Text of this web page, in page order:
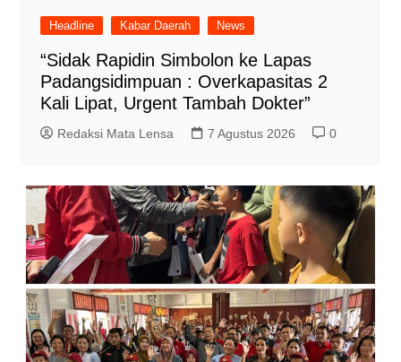
Headline Kabar Daerah News
“Sidak Rapidin Simbolon ke Lapas
Padangsidimpuan : Overkapasitas 2
Kali Lipat, Urgent Tambah Dokter”
Redaksi Mata Lensa 7 Agustus 2026 0